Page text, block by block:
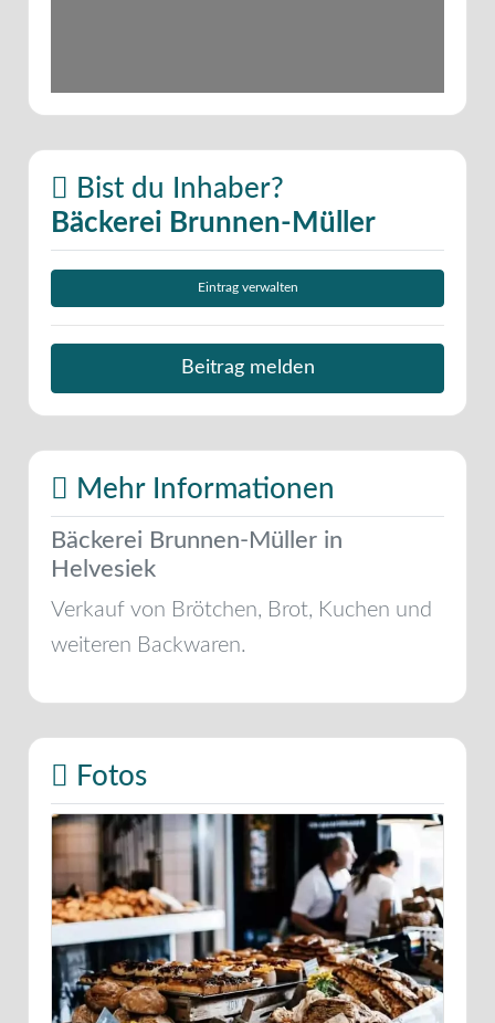
Bist du Inhaber?
Bäckerei Brunnen-Müller
Eintrag verwalten
Beitrag melden
Mehr Informationen
Bäckerei Brunnen-Müller in
Helvesiek
Verkauf von Brötchen, Brot, Kuchen und
weiteren Backwaren.
Fotos